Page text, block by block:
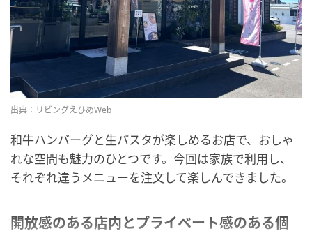
出典：リビングえひめWeb
和牛ハンバーグと生パスタが楽しめるお店で、おしゃ
れな空間も魅力のひとつです。今回は家族で利用し、
それぞれ違うメニューを注文して楽しんできました。
開放感のある店内とプライベート感のある個